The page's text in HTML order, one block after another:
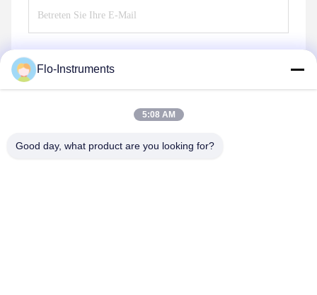
Flo-Instruments
5:08 AM
Good day, what product are you looking for?